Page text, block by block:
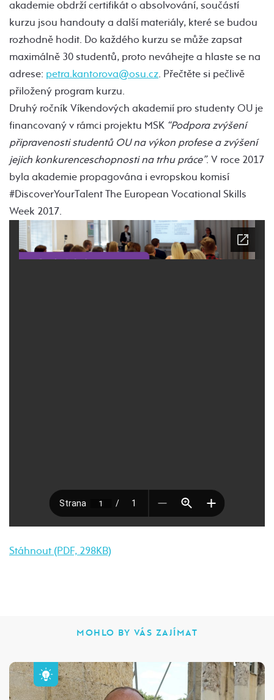
akademie obdrží certifikát o absolvování, součástí
kurzu jsou handouty a další materiály, které se budou
rozhodně hodit. Do každého kurzu se může zapsat
maximálně 30 studentů, proto neváhejte a hlaste se na
adrese: petra.kantorova@osu.cz. Přečtěte si pečlivě
přiložený program kurzu.
Druhý ročník Víkendových akademií pro studenty OU je
financovaný v rámci projektu MSK “Podpora zvýšení
připravenosti studentů OU na výkon profese a zvýšení
jejich konkurenceschopnosti na trhu práce”. V roce 2017
byla akademie propagována i evropskou komisí
#DiscoverYourTalent The European Vocational Skills
Week 2017.
Stáhnout (PDF, 298KB)
MOHLO BY VÁS ZAJÍMAT